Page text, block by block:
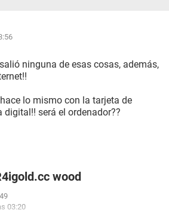
ninguna de esas cosas, además,
lo mismo con la tarjeta de
será el ordenador??
wood
03:20